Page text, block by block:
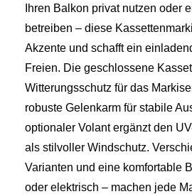
Ihren Balkon privat nutzen oder
betreiben – diese
Akzente und schafft ein
Freien. Die geschlossene
Witterungsschutz für das
robuste Gelenkarm für stabile
optionaler Volant ergänzt den
als stilvoller Windschutz.
Varianten und eine komfortable
oder elektrisch – machen jede